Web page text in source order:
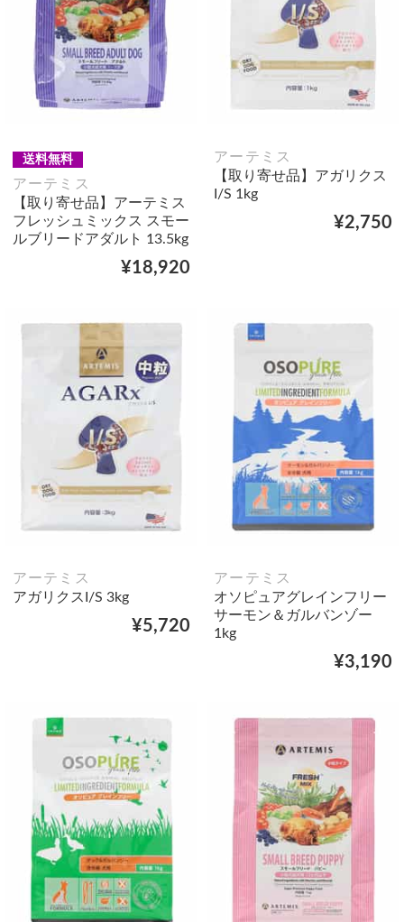
送料無料
アーテミス
【取り寄せ品】アーテミス
フレッシュミックス スモー
ルブリードアダルト 13.5kg
¥18,920
アーテミス
【取り寄せ品】アガリクス
I/S 1kg
¥2,750
アーテミス
アガリクスI/S 3kg
¥5,720
アーテミス
オソピュアグレインフリー
サーモン＆ガルバンゾー
1kg
¥3,190